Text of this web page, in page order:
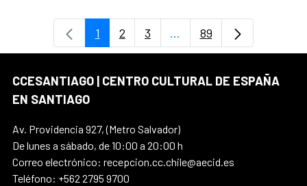
Page
1 Page
2 Page
3 ...Intermediate Pages Use
Page
89
CCESANTIAGO | CENTRO CULTURAL DE ESPAÑA
EN SANTIAGO
Av. Providencia 927, (Metro Salvador)
De lunes a sábado, de 10:00 a 20:00 h
Correo electrónico: recepcion.cc.chile@aecid.es
Teléfono: +562 2795 9700